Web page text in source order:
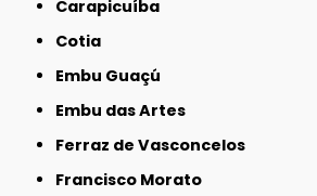
Carapicuíba
Cotia
Embu Guaçú
Embu das Artes
Ferraz de Vasconcelos
Francisco Morato